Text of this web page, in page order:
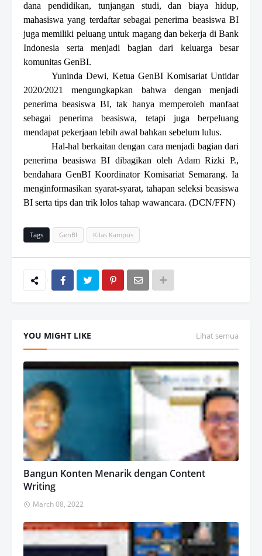
dana pendidikan, tunjangan studi, dan biaya hidup,
mahasiswa yang terdaftar sebagai penerima beasiswa BI
juga memiliki peluang untuk magang dan bekerja di Bank
Indonesia serta menjadi bagian dari keluarga besar
komunitas GenBI.
Yuninda Dewi, Ketua GenBI Komisariat Untidar
2020/2021 mengungkapkan bahwa dengan menjadi
penerima beasiswa BI, tak hanya memperoleh manfaat
sebagai penerima beasiswa, tetapi juga berpeluang
mendapat pekerjaan lebih awal bahkan sebelum lulus.
Hal-hal berkaitan dengan cara menjadi bagian dari
penerima beasiswa BI dibagikan oleh Adam Rizki P.,
bendahara GenBI Koordinator Komisariat Semarang. Ia
menginformasikan syarat-syarat, tahapan seleksi beasiswa
BI serta tips dan trik lolos tahap wawancara. (DCN/FFN)
Tags GenBI Kilas Kampus
YOU MIGHT LIKE Lihat semua
Bangun Konten Menarik dengan Content
Writing
March 08, 2022